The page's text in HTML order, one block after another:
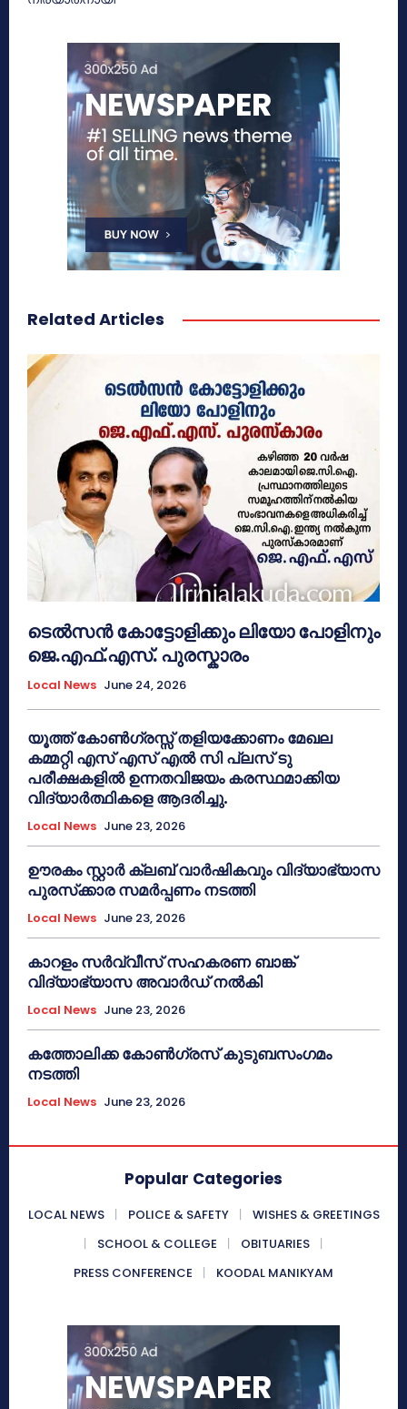
Related Articles
ടെൽസൻ കോട്ടോളിക്കും ലിയോ പോളിനും
ജെ.എഫ്.എസ്. പുരസ്കാരം
Local News June 24, 2026
യൂത്ത് കോൺഗ്രസ്സ് തളിയക്കോണം മേഖല
കമ്മറ്റി എസ് എസ് എൽ സി പ്ലസ് ടു
പരീക്ഷകളിൽ ഉന്നതവിജയം കരസ്ഥമാക്കിയ
വിദ്യാർത്ഥികളെ ആദരിച്ചു.
Local News June 23, 2026
ഊരകം സ്റ്റാർ ക്ലബ് വാർഷികവും വിദ്യാഭ്യാസ
പുരസ്‌ക്കാര സമർപ്പണം നടത്തി
Local News June 23, 2026
കാറളം സർവ്വീസ് സഹകരണ ബാങ്ക്
വിദ്യാഭ്യാസ അവാർഡ് നൽകി
Local News June 23, 2026
കത്തോലിക്ക കോൺഗ്രസ് കുടുബസംഗമം
നടത്തി
Local News June 23, 2026
Popular Categories
LOCAL NEWS POLICE & SAFETY
WISHES & GREETINGS
SCHOOL & COLLEGE
OBITUARIES
PRESS CONFERENCE
KOODAL MANIKYAM